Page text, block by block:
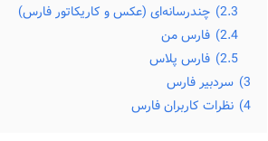
2.3) چندرسانه‌ای (عکس و کاریکاتور فارس)
2.4) فارس من
2.5) فارس پلاس
3) سردبیر فارس
4) نظرات کاربران فارس